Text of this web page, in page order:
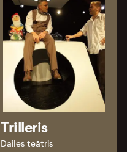
Trilleris
Dailes teātris